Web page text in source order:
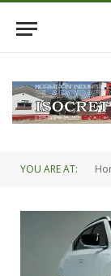
YOU ARE AT: